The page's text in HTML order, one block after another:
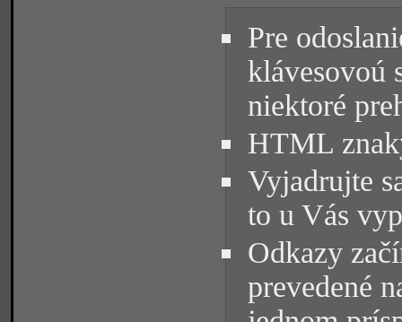
Pre
klávesovoú
niektoré
HTML
Vyjadrujte
to u Vás
Odkazy
prevedené